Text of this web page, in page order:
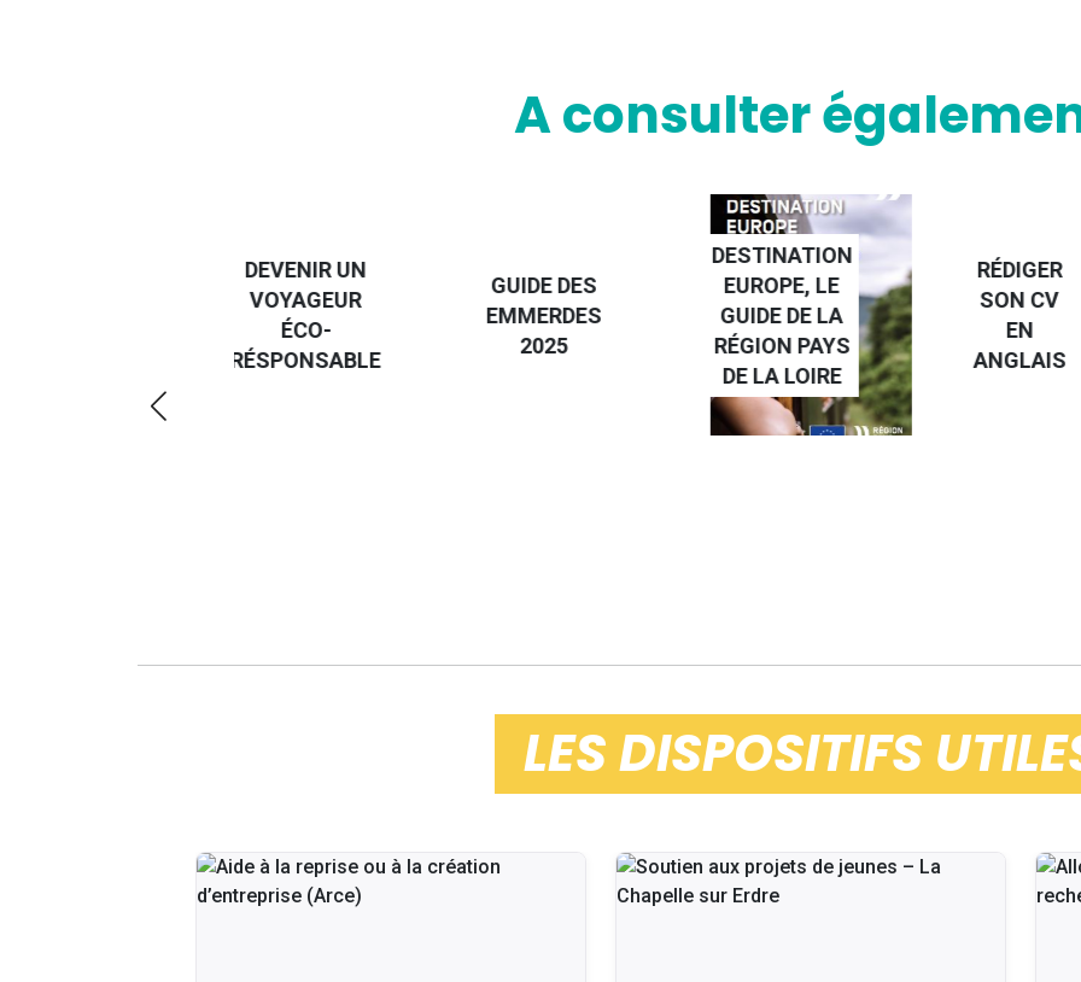
A consulter
GUIDE DES
EMMERDES
2025
EUROPE, LE
GUIDE DE LA
RÉGION PAYS
RÉDIGER
SON CV
EN
ANGLAIS
FAIRE UN
STAGE À
L'ÉTRANGER
LES DISPOSITIFS